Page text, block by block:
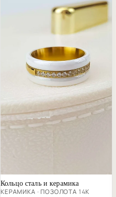
Почти распродано
Кольцо сталь и керамика
КЕРАМИКА · ПОЗОЛОТА 14К